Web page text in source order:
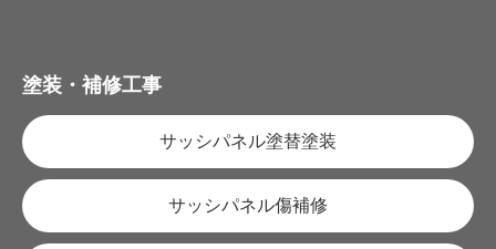
塗装・補修工事
サッシパネル塗替塗装
サッシパネル傷補修